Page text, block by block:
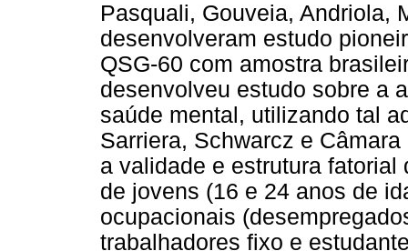
Pasquali, Gouveia, Andriola,
desenvolveram estudo
QSG-60 com amostra
desenvolveu estudo sobre a
saúde mental, utilizando tal
Sarriera, Schwarcz e
a validade e estrutura
de jovens (16 e 24 anos de
ocupacionais
trabalhadores fixo e